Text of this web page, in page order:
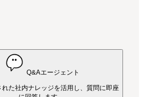
Q&Aエージェント
れた社内ナレッジを活用し、質問に即座